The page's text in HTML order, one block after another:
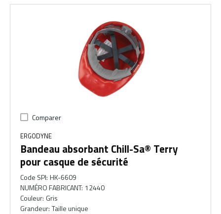
Comparer
ERGODYNE
Bandeau absorbant Chill-Sa® Terry
pour casque de sécurité
Code SPI: HK-6609
NUMÉRO FABRICANT: 12440
Couleur: Gris
Grandeur: Taille unique